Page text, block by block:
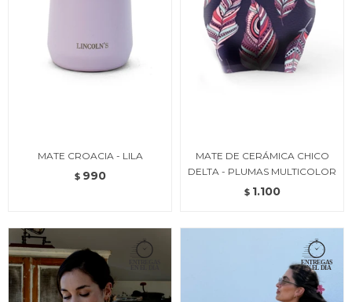
MATE CROACIA - LILA
$ 990
MATE DE CERÁMICA CHICO
DELTA - PLUMAS MULTICOLOR
$ 1.100